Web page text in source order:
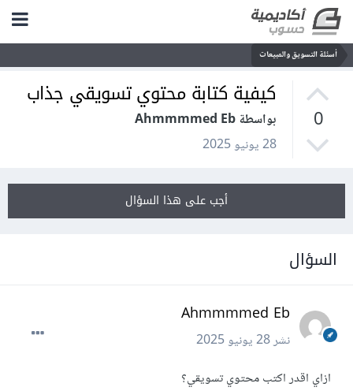
أسئلة التسويق والمبيعات
0
كيفية كتابة محتوي تسويقي جذاب
بواسطة Ahmmmmed Eb
28 يونيو 2025
أجب على هذا السؤال
السؤال
Ahmmmmed Eb
نشر28 يونيو 2025
ازاي اقدر اكتب محتوي تسويقي؟